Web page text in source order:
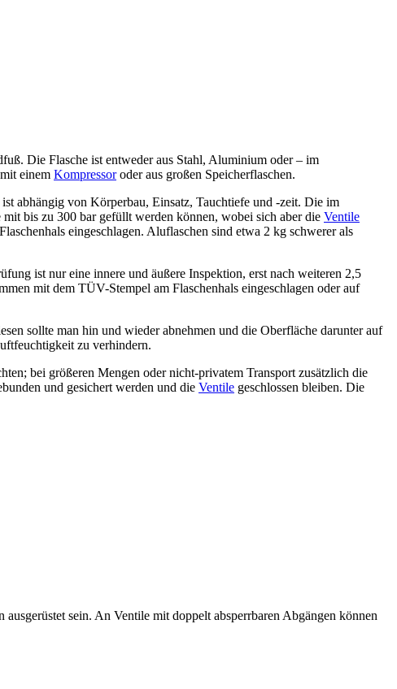
Die Flasche ist entweder aus Stahl, Aluminium oder – im
einem Kompressoroder aus großen Speicherflaschen.
abhängig von Körperbau, Einsatz, Tauchtiefe und -zeit. Die im
bis zu 300 bar gefüllt werden können, wobei sich aber die Ventile
eingeschlagen. Aluflaschen sind etwa 2 kg schwerer als
ist nur eine innere und äußere Inspektion, erst nach weiteren 2,5
mit dem TÜV-Stempel am Flaschenhals eingeschlagen oder auf
sollte man hin und wieder abnehmen und die Oberfläche darunter auf
zu verhindern.
bei größeren Mengen oder nicht-privatem Transport zusätzlich die
und gesichert werden und die Ventile geschlossen bleiben. Die
sein. An Ventile mit doppelt absperrbaren Abgängen können